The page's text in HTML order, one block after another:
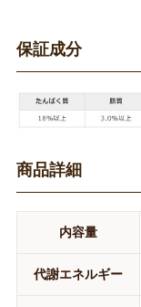
保証成分
商品詳細
内容量
代謝エネルギー